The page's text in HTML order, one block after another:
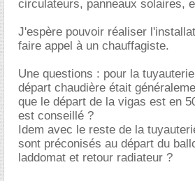
circulateurs, panneaux solaires,
J'espère pouvoir réaliser
faire appel à un chauffagiste.
Une questions : pour la
départ chaudière était
que le départ de la vigas est en
est conseillé ?
Idem avec le reste de la
sont préconisés au départ du
laddomat et retour radiateur ?